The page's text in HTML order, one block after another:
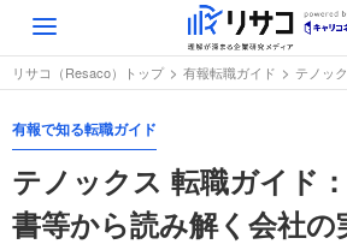
Toggle
navigation
リサコ（Resaco）トップ 有報転職ガイド テノックス 転
有報で知る転職ガイド
テノックス 転職ガイド
書等から読み解く会社の